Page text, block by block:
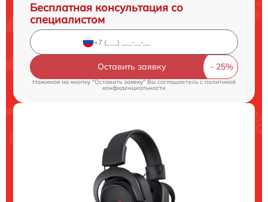
Бесплатная консультация со
специалистом
Оставить заявку
Нажимая на кнопку "Оставить заявку" Вы соглашаетесь cполитикой
конфиденциальности